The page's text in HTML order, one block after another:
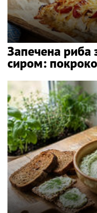
Запечена риба
сиром: